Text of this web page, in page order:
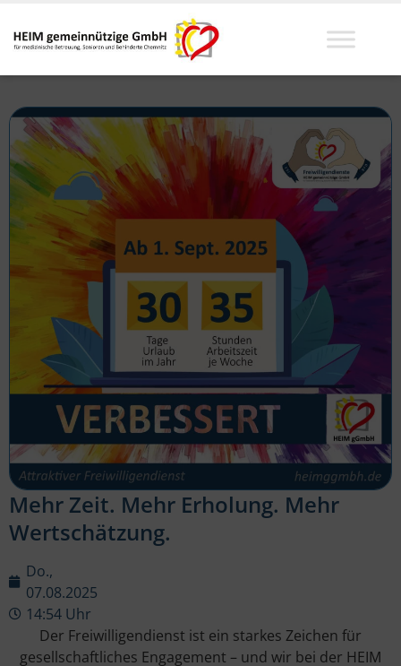
Mehr Zeit. Mehr Erholung. Mehr
Wertschätzung.
Do.,
07.08.2025
14:54 Uhr
Der Freiwilligendienst ist ein starkes Zeichen für
gesellschaftliches Engagement – und wir bei der HEIM